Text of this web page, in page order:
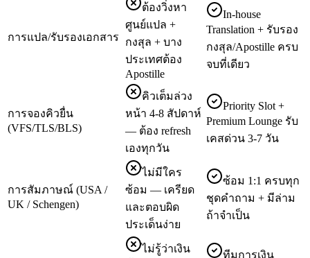
การแปล/รับรองเอกสาร
ต้องวิ่งหา
ศูนย์แปล +
กงสุล + บาง
ประเทศต้อง
Apostille
In-house
Translation + รับรอง
กงสุล/Apostille ครบ
จบที่เดียว
การจองคิวยื่น
(VFS/TLS/BLS)
คิวเต็มล่วง
หน้า 4-8 สัปดาห์
— ต้อง refresh
เองทุกวัน
Priority Slot +
Premium Lounge รับ
เคสด่วน 3-7 วัน
การสัมภาษณ์ (USA /
UK / Schengen)
ไม่มีใคร
ซ้อม — เครียด
และตอบผิด
ประเด็นง่าย
ซ้อม 1:1 ครบทุก
ชุดคำถาม + มีล่าม
ถ้าจำเป็น
ไม่รู้ว่าเงิน
ทีมการเงิน